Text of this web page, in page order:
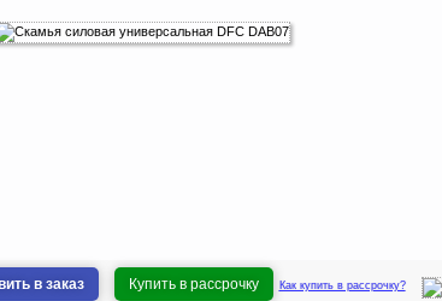
в заказ Купить в рассрочку Как купить в рассрочку?